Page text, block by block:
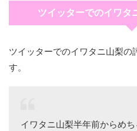
ツイッターでのイワタ
ツイッターでのイワタニ山梨の
す。
イワタニ山梨半年前からめ